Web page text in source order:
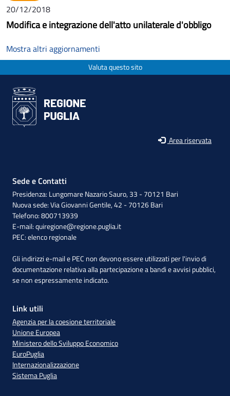
20/12/2018
Modifica e integrazione dell'atto unilaterale d'obbligo
Mostra altri aggiornamenti
Valuta questo sito
Area riservata
Sede e Contatti
Presidenza: Lungomare Nazario Sauro, 33 - 70121 Bari
Nuova sede: Via Giovanni Gentile, 42 - 70126 Bari
Telefono: 800713939
E-mail:quiregione@regione.puglia.it
PEC:elenco regionale
Gli indirizzi e-mail e PEC non devono essere utilizzati per l'invio di
documentazione relativa alla partecipazione a bandi e avvisi pubblici,
se non espressamente indicato.
Link utili
Agenzia per la coesione territoriale
Unione Europea
Ministero dello Sviluppo Economico
EuroPuglia
Internazionalizzazione
Sistema Puglia